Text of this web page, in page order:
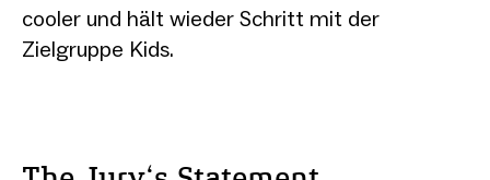
cooler und hält wieder Schritt mit der
Zielgruppe Kids.